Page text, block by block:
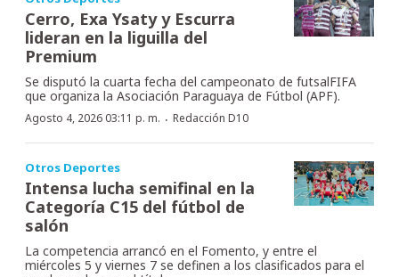
Cerro, Exa Ysaty y Escurra
lideran en la liguilla del
Premium
Se disputó la cuarta fecha del campeonato de futsalFIFA
que organiza la Asociación Paraguaya de Fútbol (APF).
Agosto 4, 2026 03:11 p. m. · Redacción D10
Otros Deportes
Intensa lucha semifinal en la
Categoría C15 del fútbol de
salón
La competencia arrancó en el Fomento, y entre el
miércoles 5 y viernes 7 se definen a los clasificados para el